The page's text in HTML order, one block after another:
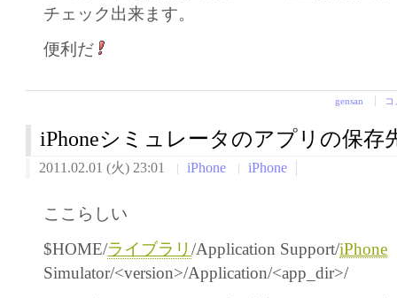
チェック出来ます。
便利だ
gensan
iPhoneシミュレータのアプリの保存
2011.02.01 (火) 23:01 iPhone iPhone
ここらしい
$HOME/ライブラリ/Application Support/iPhone
Simulator/<version>/Application/<app_dir>/